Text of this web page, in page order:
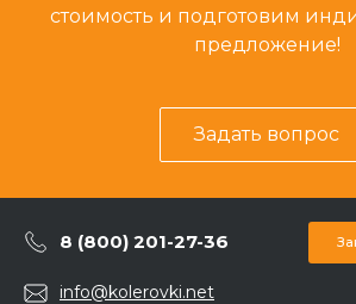
стоимость и подготовим
предложение!
Задать вопрос
8 (800) 201-27-36
info@kolerovki.net